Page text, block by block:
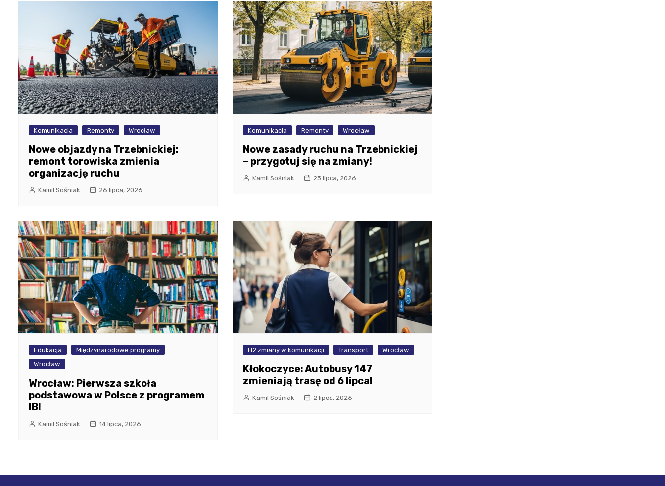
Komunikacja Remonty Wrocław
Nowe objazdy na Trzebnickiej:
remont torowiska zmienia
organizację ruchu
Kamil Sośniak 26 lipca, 2026
Komunikacja Remonty Wrocław
Nowe zasady ruchu na Trzebnickiej
– przygotuj się na zmiany!
Kamil Sośniak 23 lipca, 2026
Edukacja
Międzynarodowe programy
Wrocław
Wrocław: Pierwsza szkoła
podstawowa w Polsce z programem
IB!
Kamil Sośniak 14 lipca, 2026
H2 zmiany w komunikacji Transport Wrocław
Kłokoczyce: Autobusy 147
zmieniają trasę od 6 lipca!
Kamil Sośniak 2 lipca, 2026